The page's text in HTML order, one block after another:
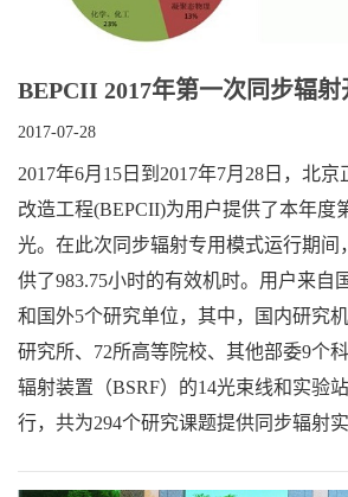
BEPCII 2017年第一次同步辐
2017-07-28
2017年6月15日到2017年7月28日，北
改造工程(BEPCII)为用户提供了本年度
光。在此次同步辐射专用模式运行期间
供了983.75小时的有效机时。用户来自
和国外5个研究单位，其中，国内研究
研究所、72所高等院校、其他部委9个
辐射装置（BSRF）的14光束线和实验
行，共为294个研究课题提供同步辐射